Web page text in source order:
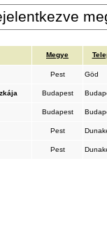
Megye
Pest Göd
Budapest
Budapest
Pest
Pest